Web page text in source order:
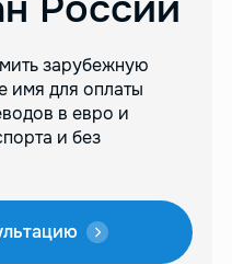
зарубежную
имя для оплаты
в евро и
и без